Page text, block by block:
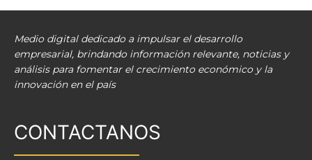
Medio digital dedicado a impulsar el desarrollo
empresarial, brindando información relevante, noticias y
análisis para fomentar el crecimiento económico y la
innovación en el país
CONTACTANOS